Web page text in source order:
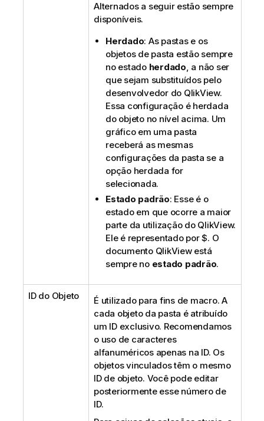
Alternados a seguir estão sempre
disponíveis.
Herdado: As pastas e os
objetos de pasta estão sempre
no estado herdado, a não ser
que sejam substituídos pelo
desenvolvedor do QlikView.
Essa configuração é herdada
do objeto no nível acima. Um
gráfico em uma pasta
receberá as mesmas
configurações da pasta se a
opção herdada for
selecionada.
Estado padrão: Esse é o
estado em que ocorre a maior
parte da utilização do QlikView.
Ele é representado por $. O
documento QlikView está
sempre no estado padrão.
ID do Objeto
É utilizado para fins de macro. A
cada objeto da pasta é atribuído
um ID exclusivo. Recomendamos
o uso de caracteres
alfanuméricos apenas na ID. Os
objetos vinculados têm o mesmo
ID de objeto. Você pode editar
posteriormente esse número de
ID.